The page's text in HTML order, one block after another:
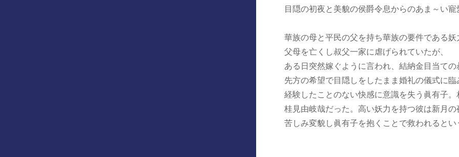
目隠の初夜と美貌の侯爵令息からのあま～い寵
華族の母と平民の父を持ち華族の要件である
父母を亡くし叔父一家に虐げられていたが、
ある日突然嫁ぐように言われ、結納金目当て
先方の希望で目隠しをしたまま婚礼の儀式に臨
経験したことのない快感に意識を失う眞有子
桂見由岐哉だった。高い妖力を持つ彼は新月
苦しみ変貌し眞有子を抱くことで救われるとい